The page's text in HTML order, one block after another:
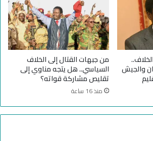
والجيش
من جبهات القتال إلى الخلاف
السياسي.. هل يتجه مناوي إلى
تقليص مشاركة قواته؟
منذ 16 ساعة